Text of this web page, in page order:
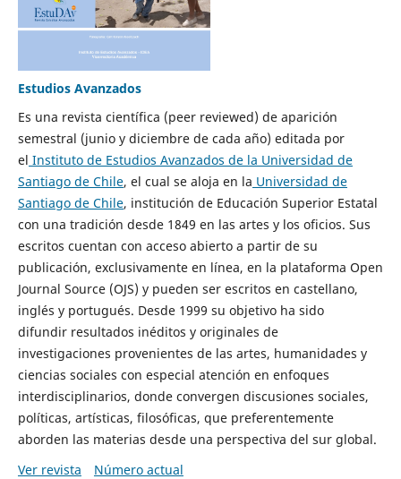
Estudios Avanzados
Es una revista científica (peer reviewed) de aparición
semestral (junio y diciembre de cada año) editada por
el Instituto de Estudios Avanzados de la Universidad de
Santiago de Chile, el cual se aloja en la Universidad de
Santiago de Chile, institución de Educación Superior Estatal
con una tradición desde 1849 en las artes y los oficios. Sus
escritos cuentan con acceso abierto a partir de su
publicación, exclusivamente en línea, en la plataforma Open
Journal Source (OJS) y pueden ser escritos en castellano,
inglés y portugués. Desde 1999 su objetivo ha sido
difundir resultados inéditos y originales de
investigaciones provenientes de las artes, humanidades y
ciencias sociales con especial atención en enfoques
interdisciplinarios, donde convergen discusiones sociales,
políticas, artísticas, filosóficas, que preferentemente
aborden las materias desde una perspectiva del sur global.
Ver revista
Número actual